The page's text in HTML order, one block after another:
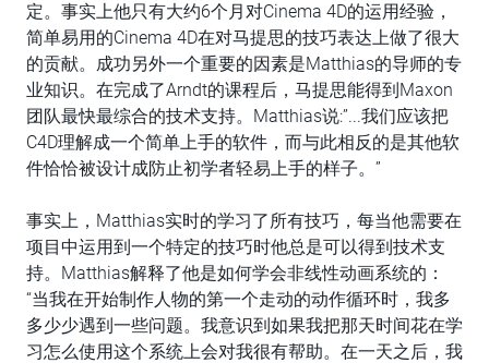
定。事实上他只有大约6个月对Cinema 4D的运用经验，
简单易用的Cinema 4D在对马提思的技巧表达上做了很大
的贡献。成功另外一个重要的因素是Matthias的导师的专
业知识。在完成了Arndt的课程后，马提思能得到Maxon
团队最快最综合的技术支持。Matthias说:”...我们应该把
C4D理解成一个简单上手的软件，而与此相反的是其他软
件恰恰被设计成防止初学者轻易上手的样子。”
事实上，Matthias实时的学习了所有技巧，每当他需要在
项目中运用到一个特定的技巧时他总是可以得到技术支
持。Matthias解释了他是如何学会非线性动画系统的：
“当我在开始制作人物的第一个走动的动作循环时，我多
多少少遇到一些问题。我意识到如果我把那天时间花在学
习怎么使用这个系统上会对我很有帮助。在一天之后，我